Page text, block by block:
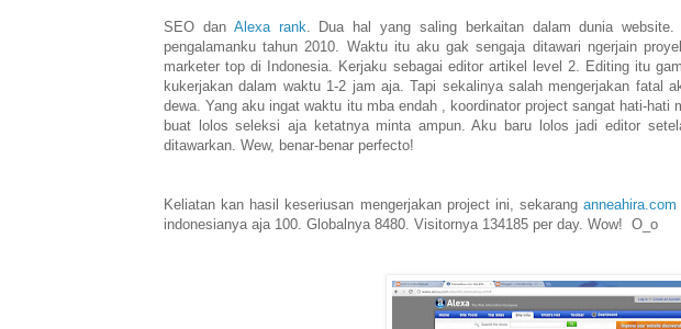
SEO dan Alexa rank. Dua hal yang saling berkaitan dalam dunia
pengalamanku tahun 2010. Waktu itu aku gak sengaja ditawari ngerjain
marketer top di Indonesia. Kerjaku sebagai editor artikel level 2. Editing itu
kukerjakan dalam waktu 1-2 jam aja. Tapi sekalinya salah mengerjakan fatal
dewa. Yang aku ingat waktu itu mba endah , koordinator project sangat hati-
buat lolos seleksi aja ketatnya minta ampun. Aku baru lolos jadi editor
ditawarkan. Wew, benar-benar perfecto!
Keliatan kan hasil keseriusan mengerjakan project ini, sekaranganneahira.com
indonesianya aja 100. Globalnya 8480. Visitornya 134185 per day. Wow! O_o